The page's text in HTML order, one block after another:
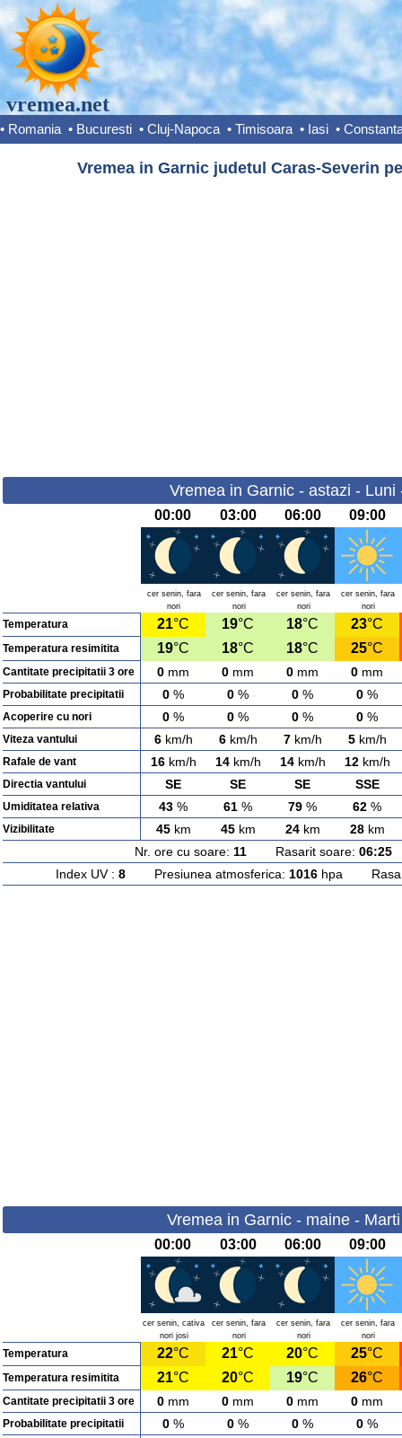
vremea.net
• Romania • Bucuresti • Cluj-Napoca • Timisoara • Iasi •
Vremea in Garnic judetul Caras-Severin
Vremea in Garnic - astazi - Luni
00:00 03:00 06:00 09:00
cer senin, fara
nori
cer senin, fara
nori
cer senin, fara
nori
cer senin, fara
nori
Temperatura 21°C 19°C 18°C 23°C
Temperatura resimitita 19°C 18°C 18°C 25°C
Cantitate precipitatii 3 ore 0 mm 0 mm 0 mm 0 mm
Probabilitate precipitatii 0 % 0 % 0 % 0 %
Acoperire cu nori 0 % 0 % 0 % 0 %
Viteza vantului 6km/h 6km/h 7km/h 5km/h
Rafale de vant 16km/h 14km/h 14km/h 12km/h
Directia vantului SE SE SE SSE
Umiditatea relativa 43 % 61 % 79 % 62 %
Vizibilitate 45km 45km 24km 28km
Nr. ore cu soare: 11 Rasarit soare: 06:25
Index UV : 8Presiunea atmosferica: 1016hpa
Vremea in Garnic - maine -
00:00 03:00 06:00 09:00
cer senin, cativa
nori josi
cer senin, fara
nori
cer senin, fara
nori
cer senin, fara
nori
Temperatura 22°C 21°C 20°C 25°C
Temperatura resimitita 21°C 20°C 19°C 26°C
Cantitate precipitatii 3 ore 0 mm 0 mm 0 mm 0 mm
Probabilitate precipitatii 0 % 0 % 0 % 0 %